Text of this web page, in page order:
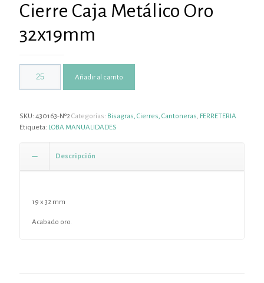
Cierre Caja Metálico Oro
32x19mm
Añadir al carrito
SKU: 430163-Nº2Categorías: Bisagras, Cierres, Cantoneras, FERRETERIA
Etiqueta: LOBA MANUALIDADES
Descripción
19 x 32 mm
Acabado oro.